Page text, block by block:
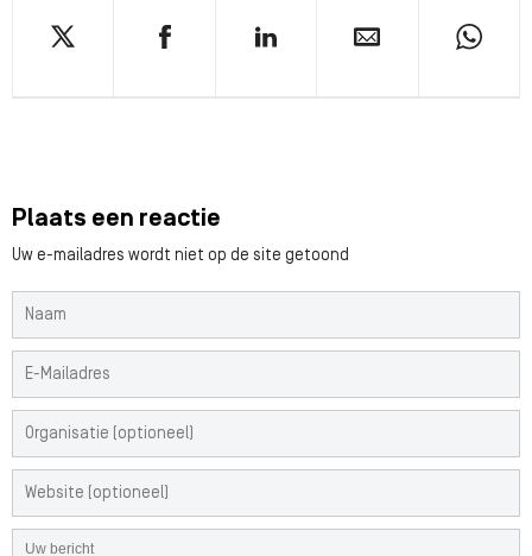
Plaats een reactie
Uw e-mailadres wordt niet op de site getoond